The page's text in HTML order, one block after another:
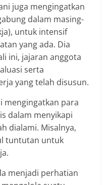
juga mengingatkan
dalam masing-
untuk intensif
yang ada. Dia
ini, jajaran anggota
serta
yang telah disusun.
mengingatkan para
dalam menyikapi
dialami. Misalnya,
tuntutan untuk
menjadi perhatian